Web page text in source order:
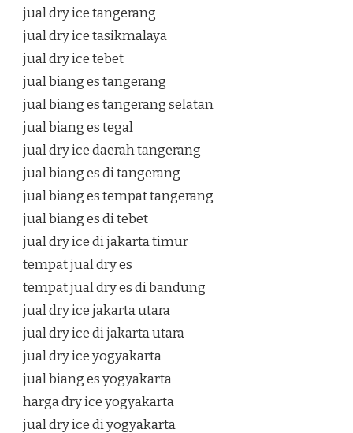
jual dry ice tangerang
jual dry ice tasikmalaya
jual dry ice tebet
jual biang es tangerang
jual biang es tangerang selatan
jual biang es tegal
jual dry ice daerah tangerang
jual biang es di tangerang
jual biang es tempat tangerang
jual biang es di tebet
jual dry ice di jakarta timur
tempat jual dry es
tempat jual dry es di bandung
jual dry ice jakarta utara
jual dry ice di jakarta utara
jual dry ice yogyakarta
jual biang es yogyakarta
harga dry ice yogyakarta
jual dry ice di yogyakarta